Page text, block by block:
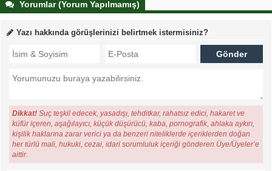
Yorumlar (Yorum Yapılmamış)
Yazı hakkında görüşlerinizi belirtmek istermisiniz?
Dikkat! Suç teşkil edecek, yasadışı, tehditkar, rahatsız edici, hakaret ve
küfür içeren, aşağılayıcı, küçük düşürücü, kaba, pornografik, ahlaka aykırı,
kişilik haklarına zarar verici ya da benzeri niteliklerde içeriklerden doğan
her türlü mali, hukuki, cezai, idari sorumluluk içeriği gönderen Üye/Üyeler’e
aittir.